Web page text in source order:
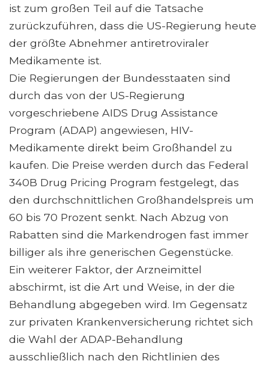
ist zum großen Teil auf die Tatsache
zurückzuführen, dass die US-Regierung heute
der größte Abnehmer antiretroviraler
Medikamente ist.
Die Regierungen der Bundesstaaten sind
durch das von der US-Regierung
vorgeschriebene AIDS Drug Assistance
Program (ADAP) angewiesen, HIV-
Medikamente direkt beim Großhandel zu
kaufen. Die Preise werden durch das Federal
340B Drug Pricing Program festgelegt, das
den durchschnittlichen Großhandelspreis um
60 bis 70 Prozent senkt. Nach Abzug von
Rabatten sind die Markendrogen fast immer
billiger als ihre generischen Gegenstücke.
Ein weiterer Faktor, der Arzneimittel
abschirmt, ist die Art und Weise, in der die
Behandlung abgegeben wird. Im Gegensatz
zur privaten Krankenversicherung richtet sich
die Wahl der ADAP-Behandlung
ausschließlich nach den Richtlinien des